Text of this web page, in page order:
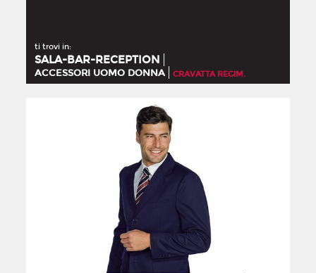
ti trovi in:
SALA-BAR-RECEPTION
ACCESSORI UOMO DONNA CRAVATTA REGIM.